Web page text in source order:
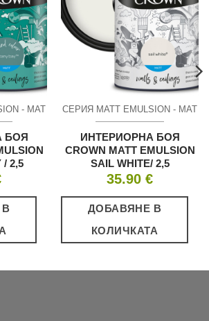
- МАТ
БОЯ
/ 2,5
СЕРИЯ MATT EMULSION - МАТ
ИНТЕРИОРНА БОЯ
CROWN MATT EMULSION
SAIL WHITE/ 2,5
35.90 €
ДОБАВЯНЕ В
КОЛИЧКАТА